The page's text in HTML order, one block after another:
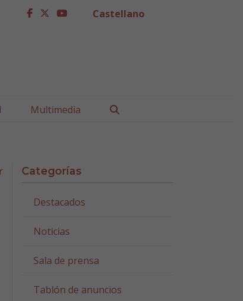
facebook
twitter
youtubeCastellano
Multimedia
Categorías
Destacados
Noticias
Sala de prensa
Tablón de anuncios